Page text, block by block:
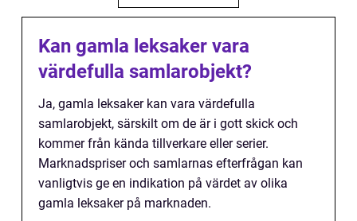
Kan gamla leksaker vara
värdefulla samlarobjekt?
Ja, gamla leksaker kan vara värdefulla
samlarobjekt, särskilt om de är i gott skick och
kommer från kända tillverkare eller serier.
Marknadspriser och samlarnas efterfrågan kan
vanligtvis ge en indikation på värdet av olika
gamla leksaker på marknaden.